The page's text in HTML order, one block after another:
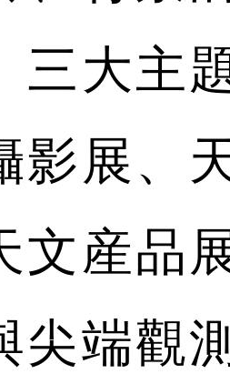
三大主
影展、
文産品
尖端觀